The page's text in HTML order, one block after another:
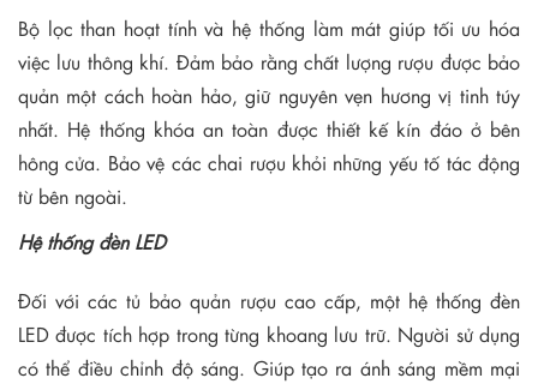
Bộ lọc than hoạt tính và hệ thống làm mát giúp tối ưu hóa
việc lưu thông khí. Đảm bảo rằng chất lượng rượu được bảo
quản một cách hoàn hảo, giữ nguyên vẹn hương vị tinh túy
nhất. Hệ thống khóa an toàn được thiết kế kín đáo ở bên
hông cửa. Bảo vệ các chai rượu khỏi những yếu tố tác động
từ bên ngoài.
Hệ thống đèn LED
Đối với các tủ bảo quản rượu cao cấp, một hệ thống đèn
LED được tích hợp trong từng khoang lưu trữ. Người sử dụng
có thể điều chỉnh độ sáng. Giúp tạo ra ánh sáng mềm mại